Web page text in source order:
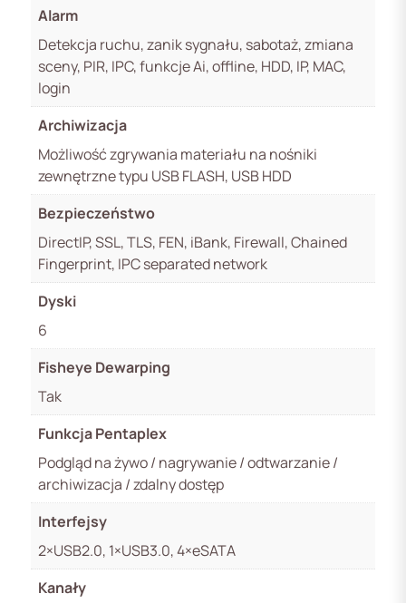
Alarm
Detekcja ruchu, zanik sygnału, sabotaż, zmiana
sceny, PIR, IPC, funkcje Ai, offline, HDD, IP, MAC,
login
Archiwizacja
Możliwość zgrywania materiału na nośniki
zewnętrzne typu USB FLASH, USB HDD
Bezpieczeństwo
DirectIP, SSL, TLS, FEN, iBank, Firewall, Chained
Fingerprint, IPC separated network
Dyski
6
Fisheye Dewarping
Tak
Funkcja Pentaplex
Podgląd na żywo / nagrywanie / odtwarzanie /
archiwizacja / zdalny dostęp
Interfejsy
2×USB2.0, 1×USB3.0, 4×eSATA
Kanały